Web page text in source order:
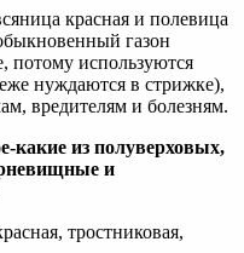
красная и полевица
газон
потому используются
нуждаются в стрижке),
вредителям и болезням.
какие из полуверховых,
и
тростниковая,